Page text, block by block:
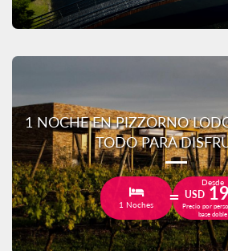
1 NOCHE EN PIZZORNO
TODO PARA
1 Noches
Desde
USD
Precio por
base doble